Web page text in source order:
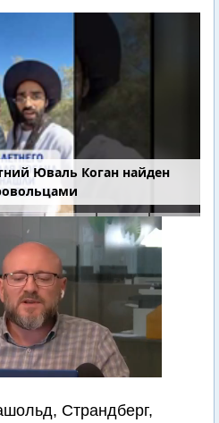
Юваль Коган найден
Страндберг,